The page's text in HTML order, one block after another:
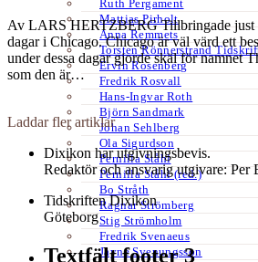
Ruth Pergament
Mattias Pirholt
Anna Remmets
Torsten Rönnerstrand
Ervin Rosenberg
Fredrik Rosvall
Hans-Ingvar Roth
Björn Sandmark
Johan Sehlberg
Ola Sigurdson
Pernilla Ståhl
Pernilla Ståhl (red.)
Bo Stråth
Ragnar Strömberg
Stig Strömholm
Fredrik Svenaeus
Jayne Svenungsson
Av LARS HERTZBERG Tillbringade just
dagar i Chicago. Chicago är väl värd ett
under dessa dagar gjorde skäl för namnet
som den är…
Laddar fler artiklar
Dixikon har utgivningsbevis.
Redaktör och ansvarig utgivare: Per
Tidskriften Dixikon
Göteborg
Textfält footer 3